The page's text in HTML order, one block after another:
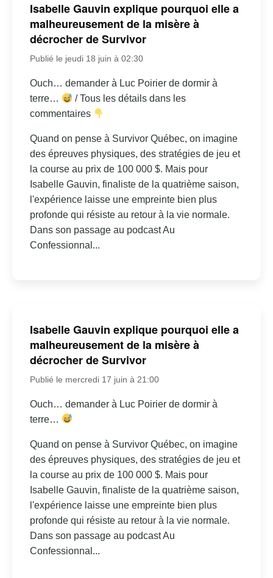
Isabelle Gauvin explique pourquoi elle a
malheureusement de la misère à
décrocher de Survivor
Publié le jeudi 18 juin à 02:30
Ouch… demander à Luc Poirier de dormir à
terre…
/ Tous les détails dans les
commentaires
Quand on pense à Survivor Québec, on imagine
des épreuves physiques, des stratégies de jeu et
la course au prix de 100 000 $. Mais pour
Isabelle Gauvin, finaliste de la quatrième saison,
l'expérience laisse une empreinte bien plus
profonde qui résiste au retour à la vie normale.
Dans son passage au podcast Au
Confessionnal...
Isabelle Gauvin explique pourquoi elle a
malheureusement de la misère à
décrocher de Survivor
Publié le mercredi 17 juin à 21:00
Ouch… demander à Luc Poirier de dormir à
terre…
Quand on pense à Survivor Québec, on imagine
des épreuves physiques, des stratégies de jeu et
la course au prix de 100 000 $. Mais pour
Isabelle Gauvin, finaliste de la quatrième saison,
l'expérience laisse une empreinte bien plus
profonde qui résiste au retour à la vie normale.
Dans son passage au podcast Au
Confessionnal...